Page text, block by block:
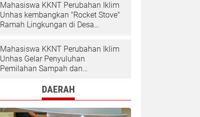
Mahasiswa KKNT Perubahan Iklim
Unhas kembangkan "Rocket Stove"
Ramah Lingkungan di Desa
Mahasiswa KKNT Perubahan Iklim
Unhas Gelar Penyuluhan
Pemilahan Sampah dan
Desa KalolingDAERAH